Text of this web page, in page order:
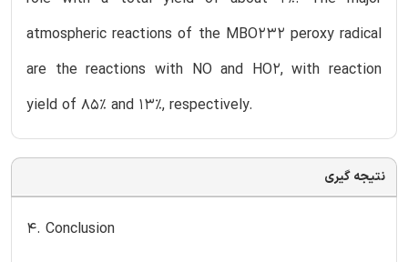
atmospheric reactions of the MBO232 peroxy radical
are the reactions with NO and HO2, with reaction
yield of 85% and 13%, respectively.
نتیجه گیری
4. Conclusion